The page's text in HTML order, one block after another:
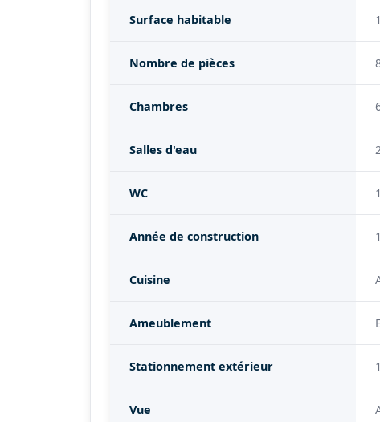
Surface habitable
Nombre de pièces
Chambres
Salles d'eau
WC 1
Année de construction
Cuisine
Ameublement
Stationnement extérieur
Vue